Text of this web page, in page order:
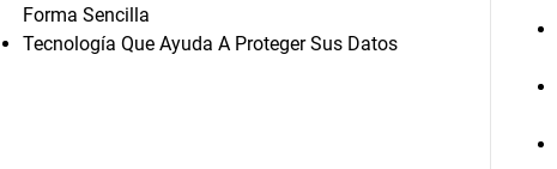
Forma Sencilla
Tecnología Que Ayuda A Proteger Sus Datos